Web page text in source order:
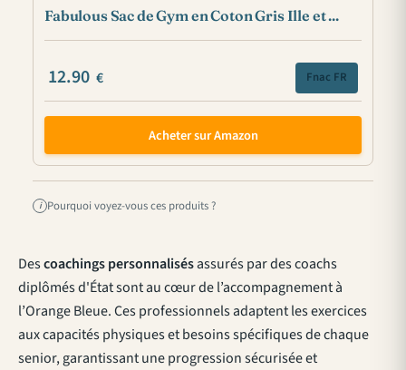
Fabulous Sac de Gym en Coton Gris Ille et ...
12.90 € Fnac FR
Acheter sur Amazon
i Pourquoi voyez-vous ces produits ?
Descoachings personnalisésassurés par des coachs
diplômés d'État sont au cœur de l’accompagnement à
l’Orange Bleue. Ces professionnels adaptent les exercices
aux capacités physiques et besoins spécifiques de chaque
senior, garantissant une progression sécurisée et